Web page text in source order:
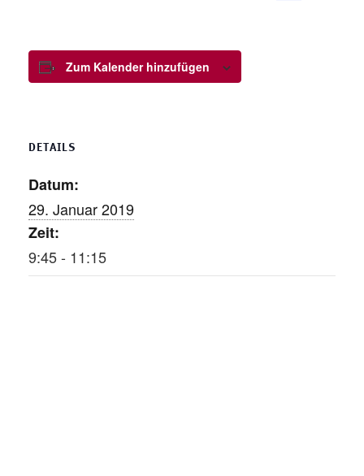
Zum Kalender hinzufügen
DETAILS
Datum:
29. Januar 2019
Zeit:
9:45 - 11:15